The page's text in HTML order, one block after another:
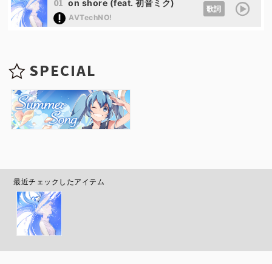
01 on shore (feat. 初音ミク)
AVTechNO!
歌詞
SPECIAL
最近チェックしたアイテム